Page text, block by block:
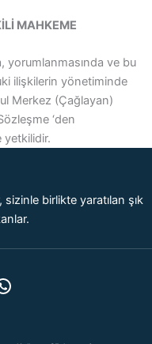
MAHKEME
yorumlanmasında ve bu
ilişkilerin yönetiminde
Merkez (Çağlayan)
‘den
yetkilidir.
birlikte yaratılan şık